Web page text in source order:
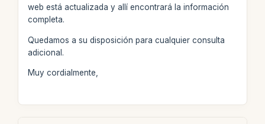
web está actualizada y allí encontrará la información
completa.
Quedamos a su disposición para cualquier consulta
adicional.
Muy cordialmente,